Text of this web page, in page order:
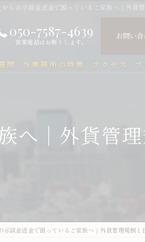
からの示談金送金で困っているご家族へ｜外貨
050-7587-4639
営業電話はお断りします。
お問い
問 当事務所の特徴
刑事
外国人刑事・在留Q&A
アクセス
へ｜外貨管
示談金送金で困っているご家族へ｜外貨管理規制と